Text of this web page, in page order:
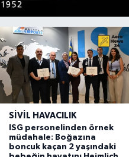
SIVIL HAVACILIK
ISG personelinden örnek
müdahale: Boğazına
boncuk kaçan 2 yaşındaki